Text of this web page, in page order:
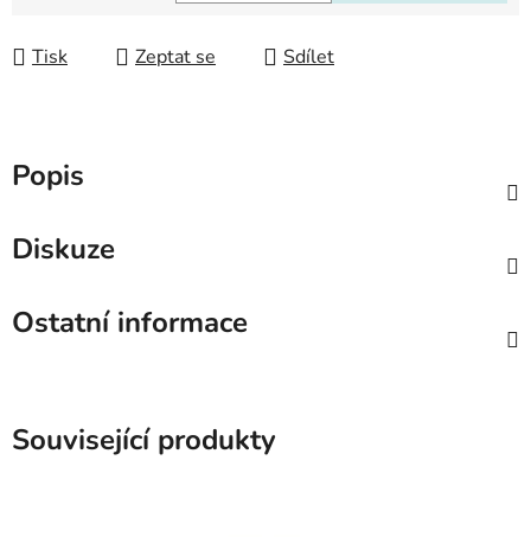
Tisk Zeptat se Sdílet
Popis
Diskuze
Ostatní informace
Související produkty